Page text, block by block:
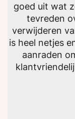
goed uit wat
tevreden
verwijderen
is heel netjes
aanraden